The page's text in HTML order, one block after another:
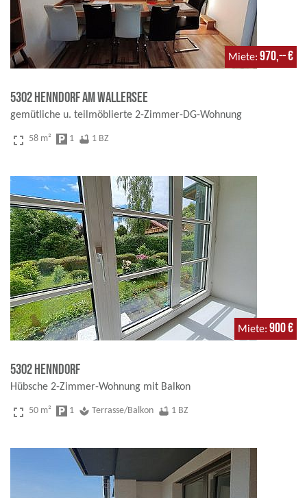
Miete 970,-- €
5302 Henndorf am Wallersee
gemütliche u. teilmöblierte 2-Zimmer-DG-Wohnung
fullscreen 58 m² local_parking 1 bathtub 1 BZ
Miete 900 €
5302 Henndorf
Hübsche 2-Zimmer-Wohnung mit Balkon
fullscreen 50 m² local_parking 1 spa Terrasse/Balkon bathtub 1 BZ